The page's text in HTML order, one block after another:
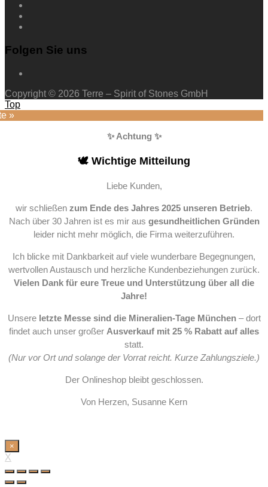
Folgen Sie uns
Copyright © 2026 Terre – Spirit of Stones GmbH
Top
»
✨ Achtung ✨
🕊️ Wichtige Mitteilung
Liebe Kunden,
wir schließen zum Ende des Jahres 2025 unseren Betrieb.
Nach über 30 Jahren ist es mir aus gesundheitlichen Gründen
leider nicht mehr möglich, die Firma weiterzuführen.
Ich blicke mit Dankbarkeit auf viele wunderbare Begegnungen,
wertvollen Austausch und herzliche Kundenbeziehungen zurück.
Vielen Dank für eure Treue und Unterstützung über all die
Jahre!
Unsere letzte Messe sind die Mineralien-Tage München– dort
findet auch unser großer Ausverkauf mit 25 % Rabatt auf alles
statt.
(Nur vor Ort und solange der Vorrat reicht. Kurze Zahlungsziele.)
Der Onlineshop bleibt geschlossen.
Von Herzen, Susanne Kern
×
X